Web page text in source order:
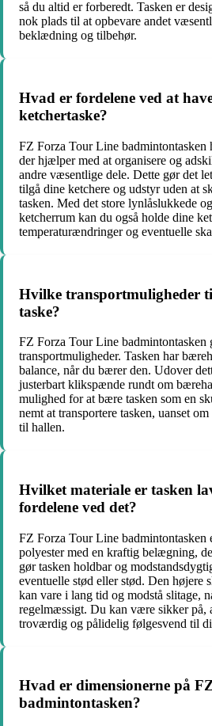
så du altid er forberedt. Tasken er
nok plads til at opbevare andet
beklædning og tilbehør.
Hvad er fordelene ved at
ketchertaske?
FZ Forza Tour Line badmintontasken
der hjælper med at organisere og
andre væsentlige dele. Dette gør det
tilgå dine ketchere og udstyr uden at
tasken. Med det store lynlåslukkede
ketcherrum kan du også holde dine
temperaturændringer og eventuelle
Hvilke transportmuligheder
taske?
FZ Forza Tour Line badmintontasken
transportmuligheder. Tasken har
balance, når du bærer den. Udover
justerbart klikspænde rundt om
mulighed for at bære tasken som en
nemt at transportere tasken, uanset
til hallen.
Hvilket materiale er tasken
fordelene ved det?
FZ Forza Tour Line badmintontasken
polyester med en kraftig belægning,
gør tasken holdbar og
eventuelle stød eller stød. Den højere
kan vare i lang tid og modstå slitage,
regelmæssigt. Du kan være sikker på,
troværdig og pålidelig følgesvend til
Hvad er dimensionerne på
badmintontasken?